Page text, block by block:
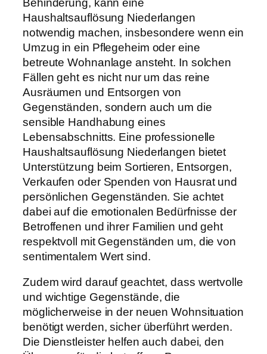
Behinderung, kann eine
Haushaltsauflösung Niederlangen
notwendig machen, insbesondere wenn ein
Umzug in ein Pflegeheim oder eine
betreute Wohnanlage ansteht. In solchen
Fällen geht es nicht nur um das reine
Ausräumen und Entsorgen von
Gegenständen, sondern auch um die
sensible Handhabung eines
Lebensabschnitts. Eine professionelle
Haushaltsauflösung Niederlangen bietet
Unterstützung beim Sortieren, Entsorgen,
Verkaufen oder Spenden von Hausrat und
persönlichen Gegenständen. Sie achtet
dabei auf die emotionalen Bedürfnisse der
Betroffenen und ihrer Familien und geht
respektvoll mit Gegenständen um, die von
sentimentalem Wert sind.
Zudem wird darauf geachtet, dass wertvolle
und wichtige Gegenstände, die
möglicherweise in der neuen Wohnsituation
benötigt werden, sicher überführt werden.
Die Dienstleister helfen auch dabei, den